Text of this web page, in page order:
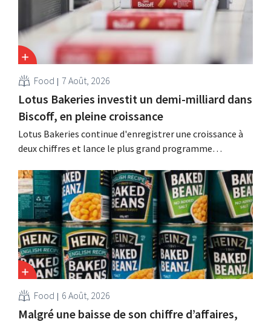
Food 7 Août, 2026
Lotus Bakeries investit un demi-milliard dans
Biscoff, en pleine croissance
Lotus Bakeries continue d'enregistrer une croissance à
deux chiffres et lance le plus grand programme
capacité de production de Biscoff : « Nous devons saisir
cette opportunité ».
Food 6 Août, 2026
Malgré une baisse de son chiffre d’affaires,